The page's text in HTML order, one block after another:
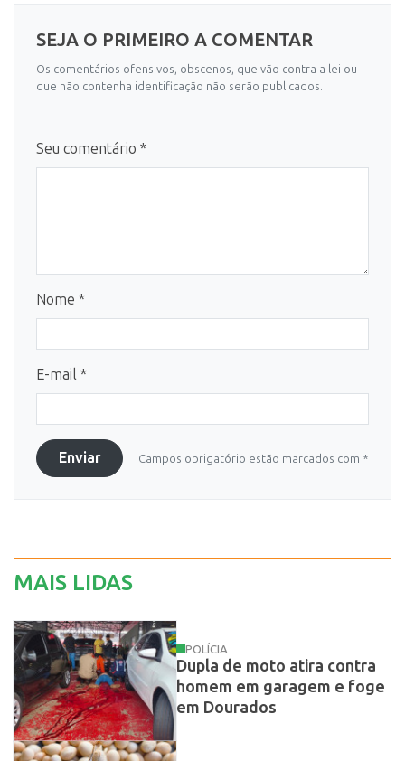
SEJA O PRIMEIRO A COMENTAR
Os comentários ofensivos, obscenos, que vão contra a lei ou
que não contenha identificação não serão publicados.
Seu comentário *
Nome *
E-mail *
Enviar Campos obrigatório estão marcados com *
MAIS LIDAS
POLÍCIA
Dupla de moto atira contra
homem em garagem e foge
em Dourados